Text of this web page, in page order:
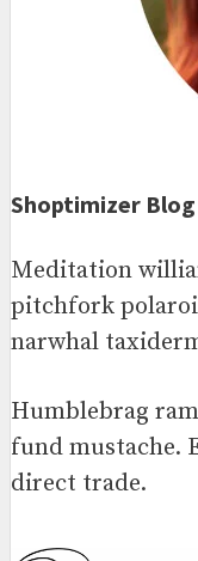
Shoptimizer Blog
Meditation
pitchfork
narwhal
Humblebrag
fund mustache.
direct trade.